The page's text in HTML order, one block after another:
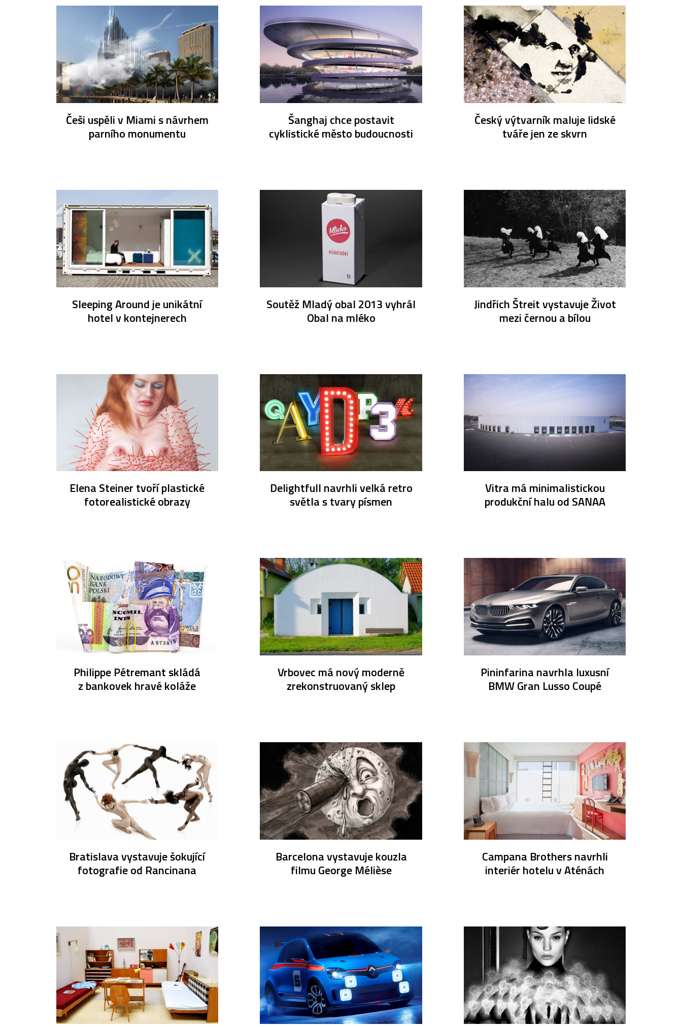
Češi uspěli v Miami s návrhem
parního monumentu
Šanghaj chce postavit
cyklistické město budoucnosti
Český výtvarník maluje lidské
tváře jen ze skvrn
Sleeping Around je unikátní
hotel v kontejnerech
Soutěž Mladý obal 2013 vyhrál
Obal na mléko
Jindřich Štreit vystavuje Život
mezi černou a bílou
Elena Steiner tvoří plastické
fotorealistické obrazy
Delightfull navrhli velká retro
světla s tvary písmen
Vitra má minimalistickou
produkční halu od SANAA
Philippe Pétremant skládá
z bankovek hravé koláže
Vrbovec má nový moderně
zrekonstruovaný sklep
Pininfarina navrhla luxusní
BMW Gran Lusso Coupé
Bratislava vystavuje šokující
fotografie od Rancinana
Barcelona vystavuje kouzla
filmu George Mélièse
Campana Brothers navrhli
interiér hotelu v Aténách